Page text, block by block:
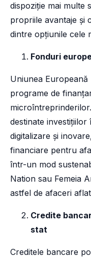
dispoziție mai multe
propriile avantaje și
dintre opțiunile cele
Fonduri
Uniunea Europeană
programe de
destinate
digitalizare și
financiare pentru
într-un mod
Nation sau Femeia
astfel de afaceri
Credite
stat
Creditele bancare